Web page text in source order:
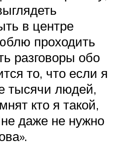
в центре
проходить
разговоры обо
то, что если я
тысячи людей,
кто я такой,
даже не нужно